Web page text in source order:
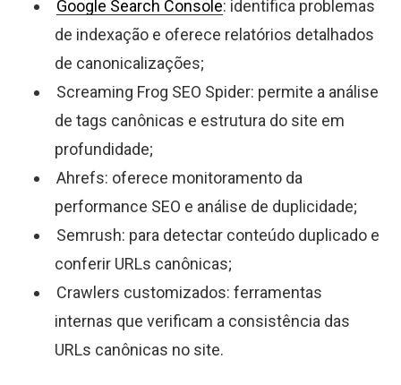
Google Search Console: identifica problemas
de indexação e oferece relatórios detalhados
de canonicalizações;
Screaming Frog SEO Spider: permite a análise
de tags canônicas e estrutura do site em
profundidade;
Ahrefs: oferece monitoramento da
performance SEO e análise de duplicidade;
Semrush: para detectar conteúdo duplicado e
conferir URLs canônicas;
Crawlers customizados: ferramentas
internas que verificam a consistência das
URLs canônicas no site.